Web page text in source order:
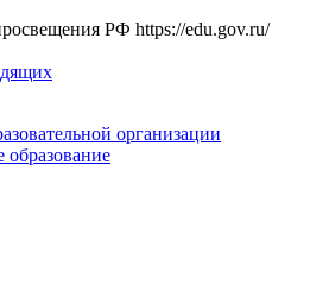
РФ https://edu.gov.ru/
организации
образование